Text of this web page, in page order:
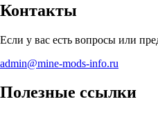
Контакты
Если у вас есть вопросы или
admin@mine-mods-info.ru
Полезные ссылки